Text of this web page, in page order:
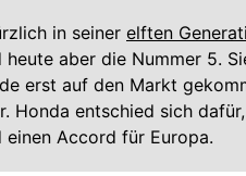
in seiner elften
aber die Nummer 5.
erst auf den Markt
Honda entschied sich
Accord für Europa.